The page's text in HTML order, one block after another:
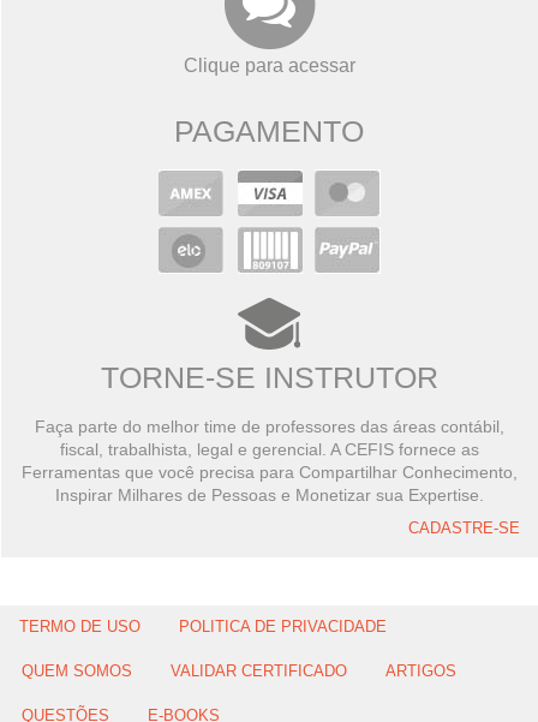
Clique para acessar
PAGAMENTO
TORNE-SE INSTRUTOR
Faça parte do melhor time de professores das áreas contábil,
fiscal, trabalhista, legal e gerencial. A CEFIS fornece as
Ferramentas que você precisa para Compartilhar Conhecimento,
Inspirar Milhares de Pessoas e Monetizar sua Expertise.
CADASTRE-SE
TERMO DE USO POLITICA DE PRIVACIDADE
QUEM SOMOS VALIDAR CERTIFICADO ARTIGOS
QUESTÕES E-BOOKS